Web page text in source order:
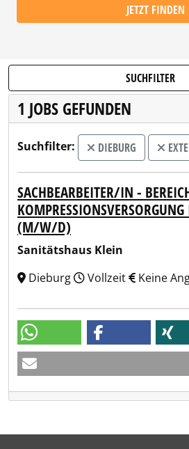
JETZT FINDEN
SUCHFILTER
1 JOBS GEFUNDEN
Suchfilter: DIEBURG
SACHBEARBEITER/IN -
(M/W/D)
Sanitätshaus Klein
Dieburg
Vollzeit Keine